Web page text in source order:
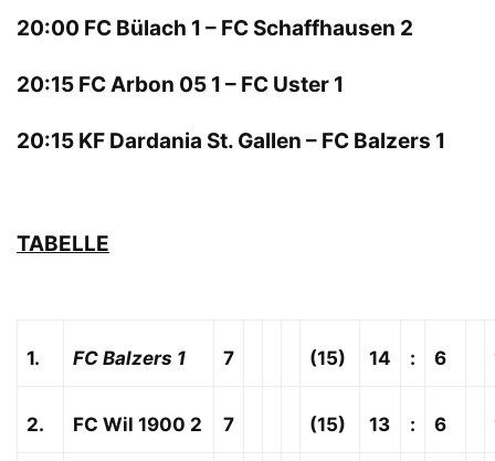
20:00 FC Bülach 1 – FC Schaffhausen 2
20:15 FC Arbon 05 1 – FC Uster 1
20:15 KF Dardania St. Gallen – FC Balzers 1
TABELLE
1. FC Balzers 1 7 (15) 14 : 6
2. FC Wil 1900 2 7 (15) 13 : 6